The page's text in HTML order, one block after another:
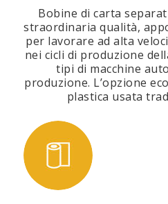
Bobine di carta
straordinaria qualità,
per lavorare ad alta
nei cicli di produzione
tipi di macchine
produzione. L’opzione
plastica usata